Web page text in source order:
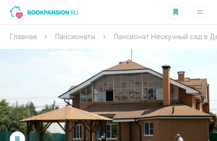
Главная Пансионаты Пансионат Нескучный сад в